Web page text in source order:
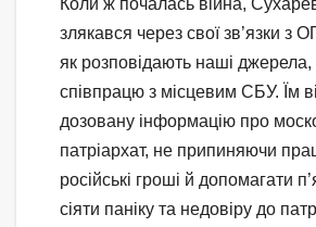
злякався через свої зв’язки з
як розповідають наші
співпрацю з місцевим СБУ. Їм
дозовану інформацію про
патріархат, не припиняючи
російські гроші й допомагати
сіяти паніку та недовіру до